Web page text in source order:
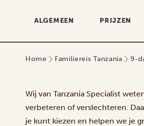
ALGEMEEN PRIJZEN
Home Familiereis Tanzania 9-
Wij van Tanzania Specialist
verbeteren of verslechteren.
je kunt kiezen en helpen we je